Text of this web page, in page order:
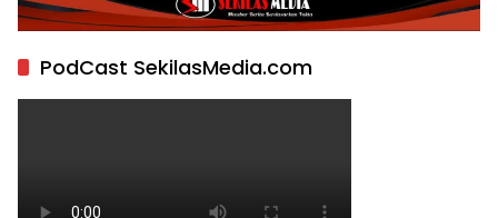
PodCast SekilasMedia.com